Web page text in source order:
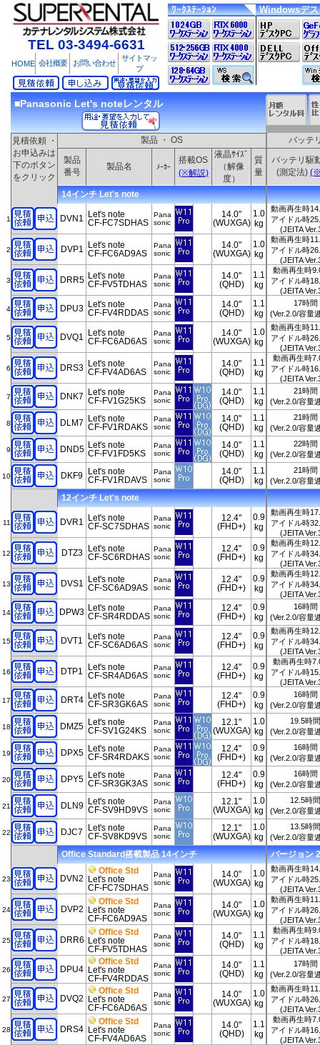
TEL 03-3494-6631
HOME 会社概要 お問い合わせ
サイトマッ
プ
ﾜｰｸｽﾃｰｼｮﾝ Windowsデス
■Panasonic Let's noteレンタル
見積依頼 ・
お申込みは
下のボタン
をクリック
製品 ・ OS
バッテ
製品
番号
製品名 ﾒｰｶｰ
搭載OS
(※解説)
液晶ｻｲｽﾞ
（解像
度）
質
量
バッテリ駆
(測定法)
14インチ Let's note
1 DVN1
Let's note
CF-FC7SDHAS
Pana
sonic
14.0"
(WUXGA)
1.0
kg
動画再生時
アイドル時
(JEITA
2 DVP1
Let's note
CF-FC6AD9AS
Pana
sonic
14.0"
(WUXGA)
1.0
kg
動画再生時
アイドル時
(JEITA
3 DRR5 Let's note
CF-FV5TDHAS
Pana
sonic
14.0"
(QHD)
1.1
kg
動画再生時
アイドル時
(JEITA
4 DPU3 Let's note
CF-FV4RDDAS
Pana
sonic
14.0"
(QHD)
1.1
kg
17時間
(Ver.2.0/容量
5 DVQ1
Let's note
CF-FC6AD6AS
Pana
sonic
14.0"
(WUXGA)
1.0
kg
動画再生時
アイドル時
(JEITA
6 DRS3 Let's note
CF-FV4AD6AS
Pana
sonic
14.0"
(QHD)
1.1
kg
動画再生時
アイドル時
(JEITA
7 DNK7
Let's note
CF-FV1G25KS
Pana
sonic
14.0"
(QHD)
1.1
kg
21時間
(Ver.2.0/容量
8 DLM7
Let's note
CF-FV1RDAKS
Pana
sonic
14.0"
(QHD)
1.1
kg
21時間
(Ver.2.0/容量
9 DND5 Let's note
CF-FV1FD5KS
Pana
sonic
14.0"
(QHD)
1.1
kg
22時間
(Ver.2.0/容量
10 DKF9
Let's note
CF-FV1RDAVS
Pana
sonic
14.0"
(QHD)
1.1
kg
21時間
(Ver.2.0/容量
12インチ Let's note
11 DVR1
Let's note
CF-SC7SDHAS
Pana
sonic
12.4"
(FHD+)
0.9
kg
動画再生時
アイドル時
(JEITA
12 DTZ3
Let's note
CF-SC6RDHAS
Pana
sonic
12.4"
(FHD+)
0.9
kg
動画再生時
アイドル時
(JEITA
13 DVS1
Let's note
CF-SC6AD9AS
Pana
sonic
12.4"
(FHD+)
0.9
kg
動画再生時
アイドル時
(JEITA
14 DPW3 Let's note
CF-SR4RDDAS
Pana
sonic
12.4"
(FHD+)
0.9
kg
16時間
(Ver.2.0/容量
15 DVT1
Let's note
CF-SC6AD6AS
Pana
sonic
12.4"
(FHD+)
0.9
kg
動画再生時
アイドル時
(JEITA
16 DTP1
Let's note
CF-SR4AD6AS
Pana
sonic
12.4"
(FHD+)
0.9
kg
動画再生時
アイドル時
(JEITA
17 DRT4
Let's note
CF-SR3GK6AS
Pana
sonic
12.4"
(FHD+)
0.9
kg
16時間
(Ver.2.0/容量
18 DMZ5 Let's note
CF-SV1G24KS
Pana
sonic
12.1"
(WUXGA)
1.0
kg
19.5時間
(Ver.2.0/容量
19 DPX5
Let's note
CF-SR4RDAKS
Pana
sonic
12.4"
(FHD+)
0.9
kg
16時間
(Ver.2.0/容量
20 DPY5
Let's note
CF-SR3GK3AS
Pana
sonic
12.4"
(FHD+)
0.9
kg
16時間
(Ver.2.0/容量
21 DLN9
Let's note
CF-SV9HD9VS
Pana
sonic
12.1"
(WUXGA)
1.0
kg
12.5時間
(Ver.2.0/容量
22 DJC7
Let's note
CF-SV8KD9VS
Pana
sonic
12.1"
(WUXGA)
1.0
kg
13.5時間
(Ver.2.0/容量
Office Standard搭載製品 14インチ バージョン
23 DVN2
Office Std
Let's note
CF-FC7SDHAS
Pana
sonic
14.0"
(WUXGA)
1.0
kg
動画再生時
アイドル時
(JEITA
24 DVP2
Office Std
Let's note
CF-FC6AD9AS
Pana
sonic
14.0"
(WUXGA)
1.0
kg
動画再生時
アイドル時
(JEITA
25 DRR6
Office Std
Let's note
CF-FV5TDHAS
Pana
sonic
14.0"
(QHD)
1.1
kg
動画再生時
アイドル時
(JEITA
26 DPU4
Office Std
Let's note
CF-FV4RDDAS
Pana
sonic
14.0"
(QHD)
1.1
kg
17時間
(Ver.2.0/容量
27 DVQ2
Office Std
Let's note
CF-FC6AD6AS
Pana
sonic
14.0"
(WUXGA)
1.0
kg
動画再生時
アイドル時
(JEITA
28 DRS4
Office Std
Let's note
CF-FV4AD6AS
Pana
sonic
14.0"
(QHD)
1.1
kg
動画再生時
アイドル時
(JEITA